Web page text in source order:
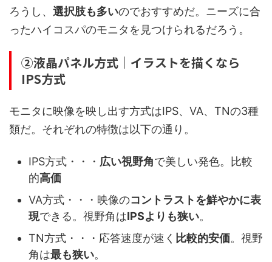
ろうし、 選択肢も多いのでおすすめだ。ニーズに合
ったハイコスパのモニタを見つけられるだろう。
②液晶パネル方式｜イラストを描くなら
IPS方式
モニタに映像を映し出す方式はIPS、VA、TNの3種
類だ。それぞれの特徴は以下の通り。
IPS方式・・・ 広い視野角で美しい発色。比較
的高価
VA方式・・・映像のコントラストを鮮やかに表
現できる。視野角はIPSよりも狭い。
TN方式・・・応答速度が速く 比較的安価。視野
角は最も狭い。